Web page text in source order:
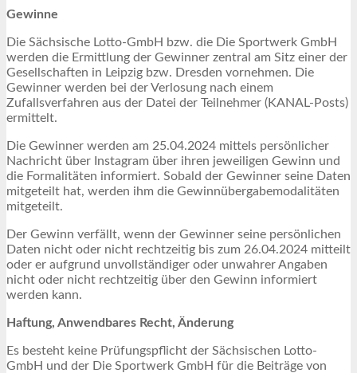
Gewinne
Die Sächsische Lotto-GmbH bzw. die Die Sportwerk GmbH
werden die Ermittlung der Gewinner zentral am Sitz einer der
Gesellschaften in Leipzig bzw. Dresden vornehmen. Die
Gewinner werden bei der Verlosung nach einem
Zufallsverfahren aus der Datei der Teilnehmer (KANAL-Posts)
ermittelt.
Die Gewinner werden am 25.04.2024 mittels persönlicher
Nachricht über Instagram über ihren jeweiligen Gewinn und
die Formalitäten informiert. Sobald der Gewinner seine Daten
mitgeteilt hat, werden ihm die Gewinnübergabemodalitäten
mitgeteilt.
Der Gewinn verfällt, wenn der Gewinner seine persönlichen
Daten nicht oder nicht rechtzeitig bis zum 26.04.2024 mitteilt
oder er aufgrund unvollständiger oder unwahrer Angaben
nicht oder nicht rechtzeitig über den Gewinn informiert
werden kann.
Haftung, Anwendbares Recht, Änderung
Es besteht keine Prüfungspflicht der Sächsischen Lotto-
GmbH und der Die Sportwerk GmbH für die Beiträge von